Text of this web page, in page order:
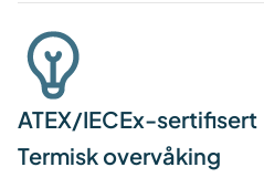
ATEX/IECEx-sertifisert
Termisk overvåking